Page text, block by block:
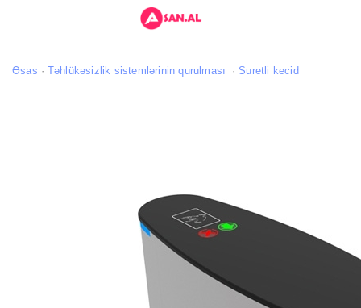
Əsas Təhlükəsizlik sistemlərinin qurulması Suretli kecid